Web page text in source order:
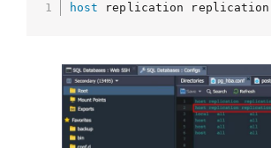
host replication replication